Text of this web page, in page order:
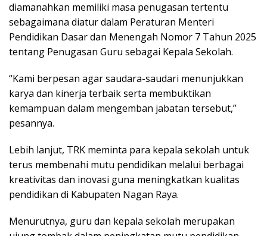
diamanahkan memiliki masa penugasan tertentu
sebagaimana diatur dalam Peraturan Menteri
Pendidikan Dasar dan Menengah Nomor 7 Tahun 2025
tentang Penugasan Guru sebagai Kepala Sekolah.
“Kami berpesan agar saudara-saudari menunjukkan
karya dan kinerja terbaik serta membuktikan
kemampuan dalam mengemban jabatan tersebut,”
pesannya.
Lebih lanjut, TRK meminta para kepala sekolah untuk
terus membenahi mutu pendidikan melalui berbagai
kreativitas dan inovasi guna meningkatkan kualitas
pendidikan di Kabupaten Nagan Raya.
Menurutnya, guru dan kepala sekolah merupakan